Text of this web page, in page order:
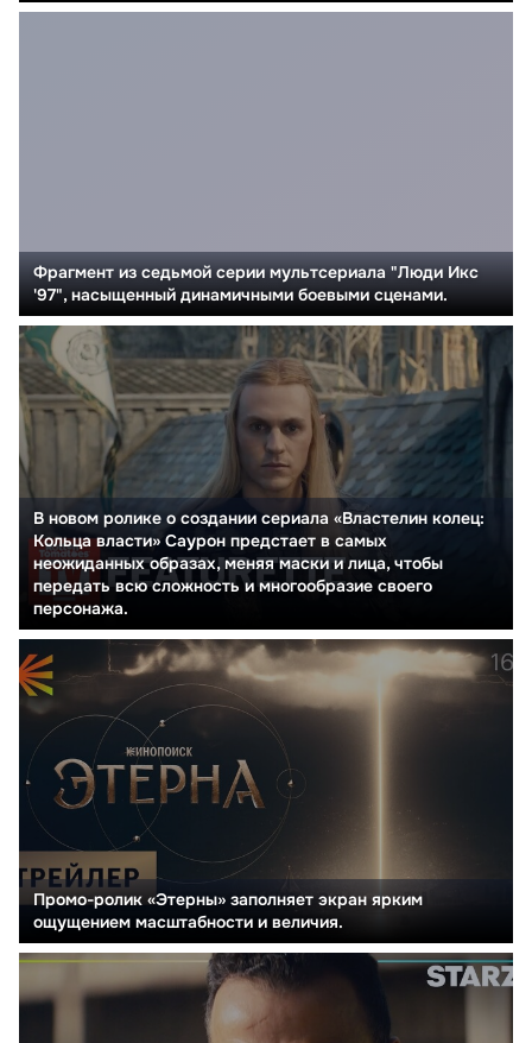
Фрагмент из седьмой серии мультсериала "Люди Икс
'97", насыщенный динамичными боевыми сценами.
В новом ролике о создании сериала «Властелин колец:
Кольца власти» Саурон предстает в самых
неожиданных образах, меняя маски и лица, чтобы
передать всю сложность и многообразие своего
персонажа.
Промо-ролик «Этерны» заполняет экран ярким
ощущением масштабности и величия.